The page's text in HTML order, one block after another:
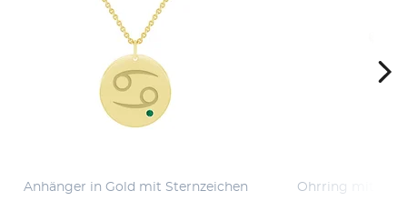
Anhänger in Gold mit Sternzeichen
Ohrring mit